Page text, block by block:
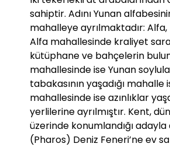
sahiptir. Adını Yunan
mahalleye ayrılmaktadır:
Alfa mahallesinde kraliyet
kütüphane ve bahçelerin
mahallesinde ise Yunan
tabakasının yaşadığı
mahallesinde ise azınlıklar
yerlilerine ayrılmıştır. Kent,
üzerinde konumlandığı
(Pharos) Deniz Feneri’ne ev